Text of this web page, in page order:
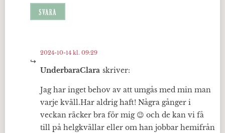
SVARA
UnderbaraClara skriver:
2024-10-14 kl. 09:29
Jag har inget behov av att umgås med min man
varje kväll.Har aldrig haft! Några gånger i
veckan räcker bra för mig 😉 och de kan vi få
till på helgkvällar eller om han jobbar hemifrån